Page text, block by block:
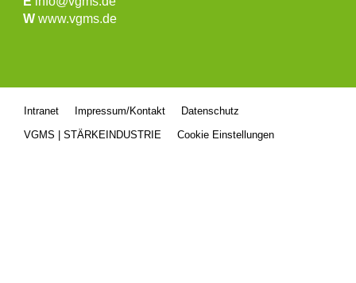
W www.vgms.de
Intranet Impressum/Kontakt
Datenschutz
VGMS | STÄRKEINDUSTRIE
Cookie Einstellungen